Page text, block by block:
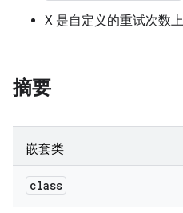
X 是自定义的重试次数上
摘要
嵌套类
class